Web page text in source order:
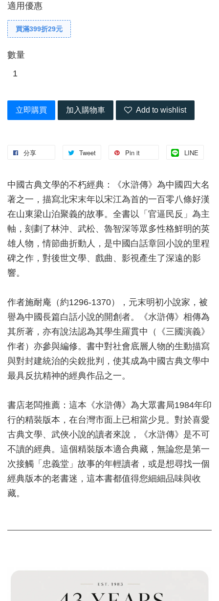
適用優惠
買滿399折29元
數量
立即購買 加入購物車 Add to wishlist
分享 Tweet Pin it LINE
中國古典文學的不朽經典：《水滸傳》為中國四大名
著之一，描寫北宋末年以宋江為首的一百零八條好漢
在山東梁山泊聚義的故事。全書以「官逼民反」為主
軸，刻劃了林沖、武松、魯智深等眾多性格鮮明的英
雄人物，情節曲折動人，是中國白話章回小說的里程
碑之作，對後世文學、戲曲、影視產生了深遠的影
響。
作者施耐庵（約1296-1370），元末明初小說家，被
譽為中國長篇白話小說的開創者。《水滸傳》相傳為
其所著，亦有說法認為其學生羅貫中（《三國演義》
作者）亦參與編修。書中對社會底層人物的生動描寫
與對封建統治的尖銳批判，使其成為中國古典文學中
最具反抗精神的經典作品之一。
書店老闆推薦：這本《水滸傳》為大眾書局1984年印
行的精裝版本，在台灣市面上已相當少見。對於喜愛
古典文學、武俠小說的讀者來說，《水滸傳》是不可
不讀的經典。這個精裝版本適合典藏，無論您是第一
次接觸「忠義堂」故事的年輕讀者，或是想尋找一個
經典版本的老書迷，這本書都值得您細細品味與收
藏。